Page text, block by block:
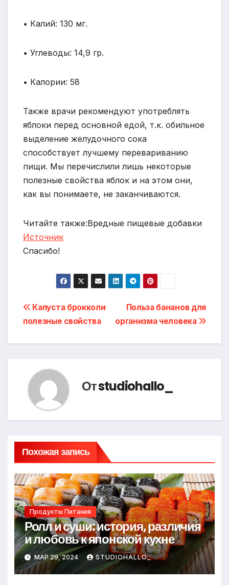
• Калий: 130 мг.
• Углеводы: 14,9 гр.
• Калории: 58
Также врачи рекомендуют употреблять
яблоки перед основной едой, т.к. обильное
выделение желудочного сока
способствует лучшему перевариванию
пищи. Мы перечислили лишь некоторые
полезные свойства яблок и на этом они,
как вы понимаете, не заканчиваются.
Читайте также:Вредные пищевые добавки
Источник
Спасибо!
Навигация
по
Польза бананов для
организма человека
Капуста брокколи
полезные свойства
Отstudiohallo_
Похожая запись
Продукты Питания
Ролл и суши: история, различия
и любовь к японской кухне
МАР 29, 2024 STUDIOHALLO_